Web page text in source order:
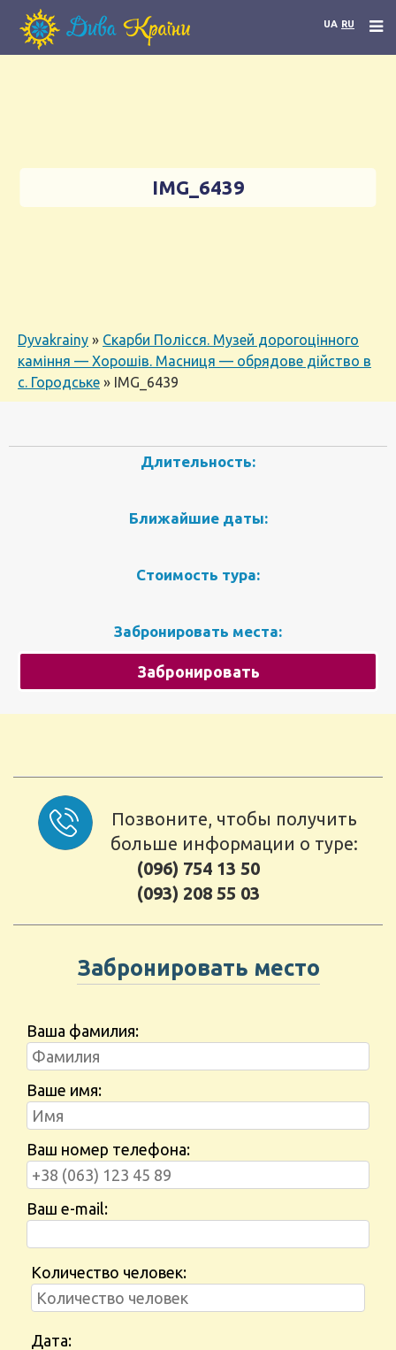
UA RU
IMG_6439
Dyvakrainy » Скарби Полісся. Музей дорогоцінного
каміння — Хорошів. Масниця — обрядове дійство в
с. Городське » IMG_6439
Длительность:
Ближайшие даты:
Стоимость тура:
Забронировать места:
Забронировать
Позвоните, чтобы получить
больше информации о туре:
(096) 754 13 50
(093) 208 55 03
Забронировать место
Ваша фамилия:
Ваше имя:
Ваш номер телефона:
Ваш e-mail:
Количество человек:
Дата: